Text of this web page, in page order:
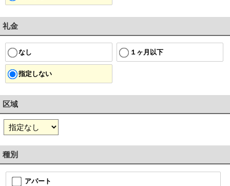
礼金
なし １ヶ月以下
指定しない
区域
種別
アパート